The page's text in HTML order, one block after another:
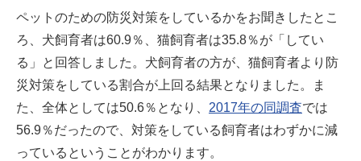
ペットのための防災対策をしているかをお聞きしたとこ
ろ、犬飼育者は60.9％、猫飼育者は35.8％が「してい
る」と回答しました。犬飼育者の方が、猫飼育者より防
災対策をしている割合が上回る結果となりました。ま
た、全体としては50.6％となり、 2017年の同調査では
56.9％だったので、対策をしている飼育者はわずかに減
っているということがわかります。